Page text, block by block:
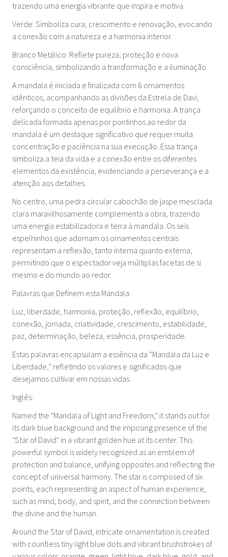
trazendo uma energia vibrante que inspira e motiva.
Verde: Simboliza cura, crescimento e renovação, evocando
a conexão com a natureza e a harmonia interior.
Branco Metálico: Reflete pureza, proteção e nova
consciência, simbolizando a transformação e a iluminação.
A mandala é iniciada e finalizada com 6 ornamentos
idênticos, acompanhando as divisões da Estrela de Davi,
reforçando o conceito de equilíbrio e harmonia. A trança
delicada formada apenas por pontinhos ao redor da
mandala é um destaque significativo que requer muita
concentração e paciência na sua execução. Essa trança
simboliza a teia da vida e a conexão entre os diferentes
elementos da existência, evidenciando a perseverança e a
atenção aos detalhes.
No centro, uma pedra circular cabochão de jaspe mesclada
clara maravilhosamente complementa a obra, trazendo
uma energia estabilizadora e terra à mandala. Os seis
espelhinhos que adornam os ornamentos centrais
representam a reflexão, tanto interna quanto externa,
permitindo que o espectador veja múltiplas facetas de si
mesmo e do mundo ao redor.
Palavras que Definem esta Mandala:
Luz, liberdade, harmonia, proteção, reflexão, equilíbrio,
conexão, jornada, criatividade, crescimento, estabilidade,
paz, determinação, beleza, essência, prosperidade.
Estas palavras encapsulam a essência da “Mandala da Luz e
Liberdade,” refletindo os valores e significados que
desejamos cultivar em nossas vidas.
Inglês:
Named the "Mandala of Light and Freedom," it stands out for
its dark blue background and the imposing presence of the
"Star of David" in a vibrant golden hue at its center. This
powerful symbol is widely recognized as an emblem of
protection and balance, unifying opposites and reflecting the
concept of universal harmony. The star is composed of six
points, each representing an aspect of human experience,
such as mind, body, and spirit, and the connection between
the divine and the human.
Around the Star of David, intricate ornamentation is created
with countless tiny light blue dots and vibrant brushstrokes of